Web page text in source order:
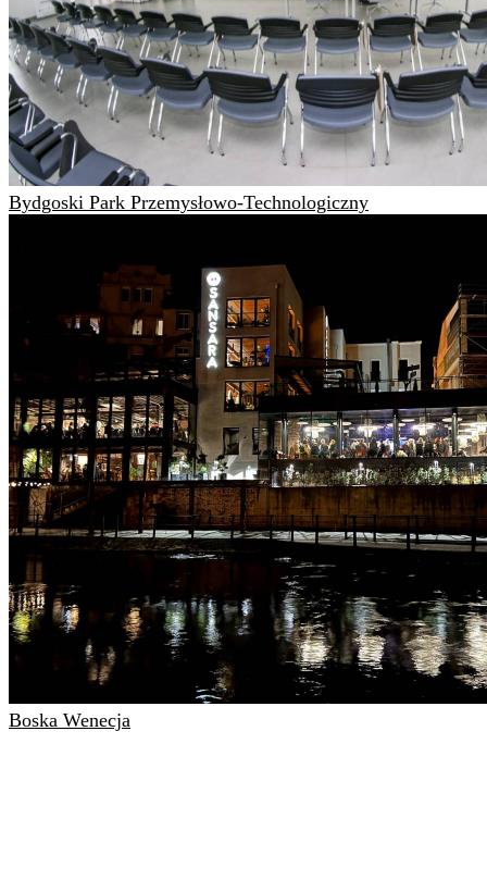
Bydgoski Park Przemysłowo-Technologiczny
Boska Wenecja